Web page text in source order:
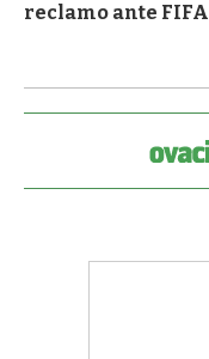
reclamo ante FIFA